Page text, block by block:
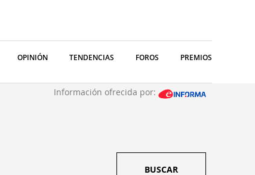
OPINIÓN TENDENCIAS FOROS PREMIOS
Información ofrecida por:
BUSCAR